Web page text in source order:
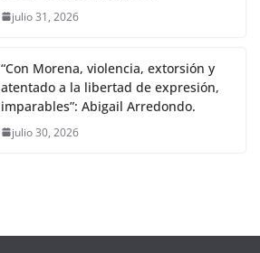
julio 31, 2026
“Con Morena, violencia, extorsión y
atentado a la libertad de expresión,
imparables”: Abigail Arredondo.
julio 30, 2026